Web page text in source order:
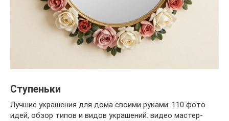
Ступеньки
Лучшие украшения для дома своими руками: 110 фото
идей, обзор типов и видов украшений. видео мастер-